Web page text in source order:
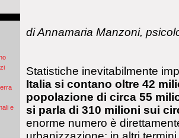
e
di Annamaria Manzoni,
Statistiche inevitabilmente
Italia si contano oltre 42
popolazione di circa 55
si parla di 310 milioni sui
enorme numero è